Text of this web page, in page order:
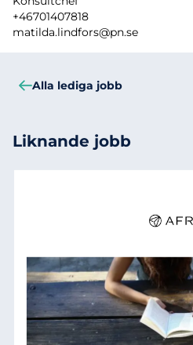
+46701407818
matilda.lindfors@pn.se
Alla lediga jobb
Liknande jobb